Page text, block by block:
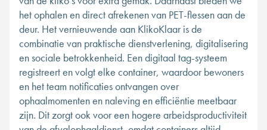
het ophalen en direct afrekenen van PET-flessen aan de
deur. Het vernieuwende aan KlikoKlaar is de
combinatie van praktische dienstverlening, digitalisering
en sociale betrokkenheid. Een digitaal tag-systeem
registreert en volgt elke container, waardoor bewoners
en het team notificaties ontvangen over
ophaalmomenten en naleving en efficiëntie meetbaar
zijn. Dit zorgt ook voor een hogere arbeidsproductiviteit